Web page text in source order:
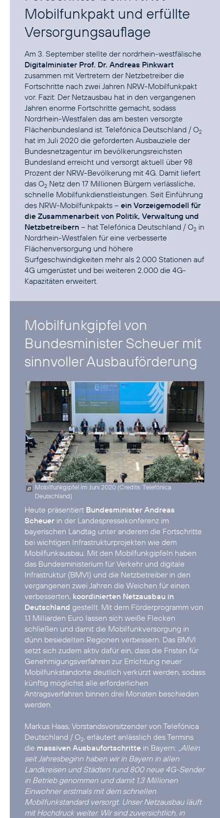
Mobilfunkpakt und erfüllte
Versorgungsauflage
Am 3. September stellte der nordrhein-westfälische
Digitalminister Prof. Dr. Andreas Pinkwart
zusammen mit Vertretern der Netzbetreiber die
Fortschritte nach zwei Jahren NRW-Mobilfunkpakt
vor. Fazit: Der Netzausbau hat in den vergangenen
Jahren enorme Fortschritte gemacht, sodass
Nordrhein-Westfalen das am besten versorgte
Flächenbundesland ist. Telefónica Deutschland / O2
hat im Juli 2020 die geforderten Ausbauziele der
Bundesnetzagentur im bevölkerungsreichsten
Bundesland erreicht und versorgt aktuell über 98
Prozent der NRW-Bevölkerung mit 4G. Damit liefert
das O2 Netz den 17 Millionen Bürgern verlässliche,
schnelle Mobilfunkdienstleistungen. Seit Einführung
des NRW-Mobilfunkpakts – ein Vorzeigemodell für
die Zusammenarbeit von Politik, Verwaltung und
Netzbetreibern – hat Telefónica Deutschland / O2 in
Nordrhein-Westfalen für eine verbesserte
Flächenversorgung und höhere
Surfgeschwindigkeiten mehr als 2.000 Stationen auf
4G umgerüstet und bei weiteren 2.000 die 4G-
Mobilfunkgipfel von
Bundesminister Scheuer mit
sinnvoller Ausbauförderung
Mobilfunkgipfel im Juni 2020 (Credits: Telefónica
Deutschland)
Heute präsentiert Bundesminister Andreas
Scheuer in der Landespressekonferenz im
bayerischen Landtag unter anderem die Fortschritte
bei wichtigen Infrastrukturprojekten wie dem
Mobilfunkausbau. Mit den Mobilfunkgipfeln haben
das Bundesministerium für Verkehr und digitale
Infrastruktur (BMVI) und die Netzbetreiber in den
vergangenen zwei Jahren die Weichen für einen
verbesserten, koordinierten Netzausbau in
Deutschland gestellt. Mit dem Förderprogramm von
1,1 Milliarden Euro lassen sich weiße Flecken
schließen und damit die Mobilfunkversorgung in
dünn besiedelten Regionen verbessern. Das BMVI
setzt sich zudem aktiv dafür ein, dass die Fristen für
Genehmigungsverfahren zur Errichtung neuer
Mobilfunkstandorte deutlich verkürzt werden, sodass
künftig möglichst alle erforderlichen
Antragsverfahren binnen drei Monaten beschieden
werden.
Markus Haas, Vorstandsvorsitzender von Telefónica
Deutschland / O2, erläutert anlässlich des Termins
die massiven Ausbaufortschritte in Bayern: „Allein
seit Jahresbeginn haben wir in Bayern in allen
Landkreisen und Städten rund 800 neue 4G-Sender
in Betrieb genommen und damit 1,3 Millionen
Einwohner erstmals mit dem schnellen
Mobilfunkstandard versorgt. Unser Netzausbau läuft
mit Hochdruck weiter. Wir sind zuversichtlich, in